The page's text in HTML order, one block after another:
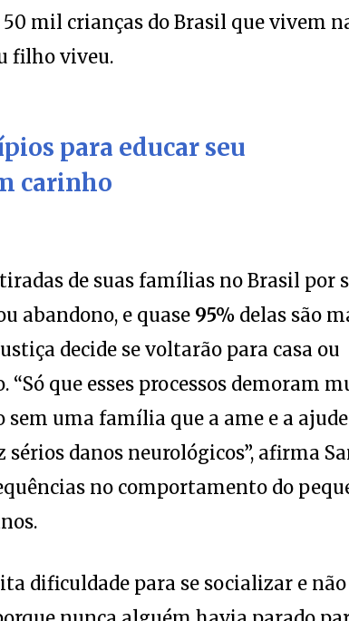
mil crianças do Brasil que vivem
filho viveu.
para educar seu
carinho
de suas famílias no Brasil por
abandono, e quase 95%delas são
decide se voltarão para casa ou
“Só que esses processos demoram
sem uma família que a ame e a ajude
sérios danos neurológicos”, afirma
no comportamento do
dificuldade para se socializar e